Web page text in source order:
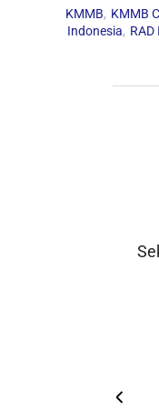
KMMB, KMMB
Indonesia, RAD